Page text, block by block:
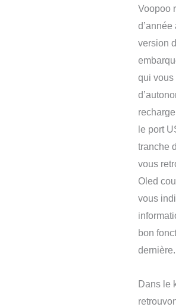
Voopoo
version
qui vous
le port
tranche
vous
Oled
vous
bon
dernière.
Dans le